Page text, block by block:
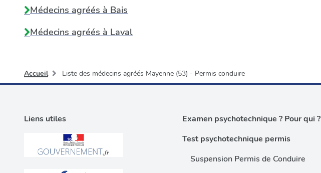
Médecins agréés à Bais
Médecins agréés à Laval
Accueil Liste des médecins agréés Mayenne (53) - Permis conduire
Liens utiles
Examen psychotechnique ? Pour qui ?
Test psychotechnique permis
Suspension Permis de Conduire